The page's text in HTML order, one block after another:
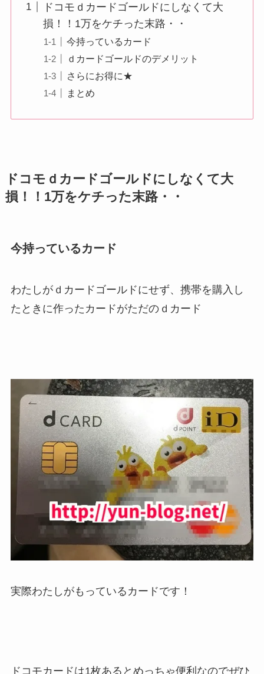
ドコモｄカードゴールドにしなくて大
損！！1万をケチった末路・・
今持っているカード
ｄカードゴールドのデメリット
さらにお得に★
まとめ
ドコモｄカードゴールドにしなくて大
損！！1万をケチった末路・・
今持っているカード
わたしがｄカードゴールドにせず、携帯を購入し
たときに作ったカードがただのｄカード
実際わたしがもっているカードです！
ドコモカードは1枚あるとめっちゃ便利なのでぜひ